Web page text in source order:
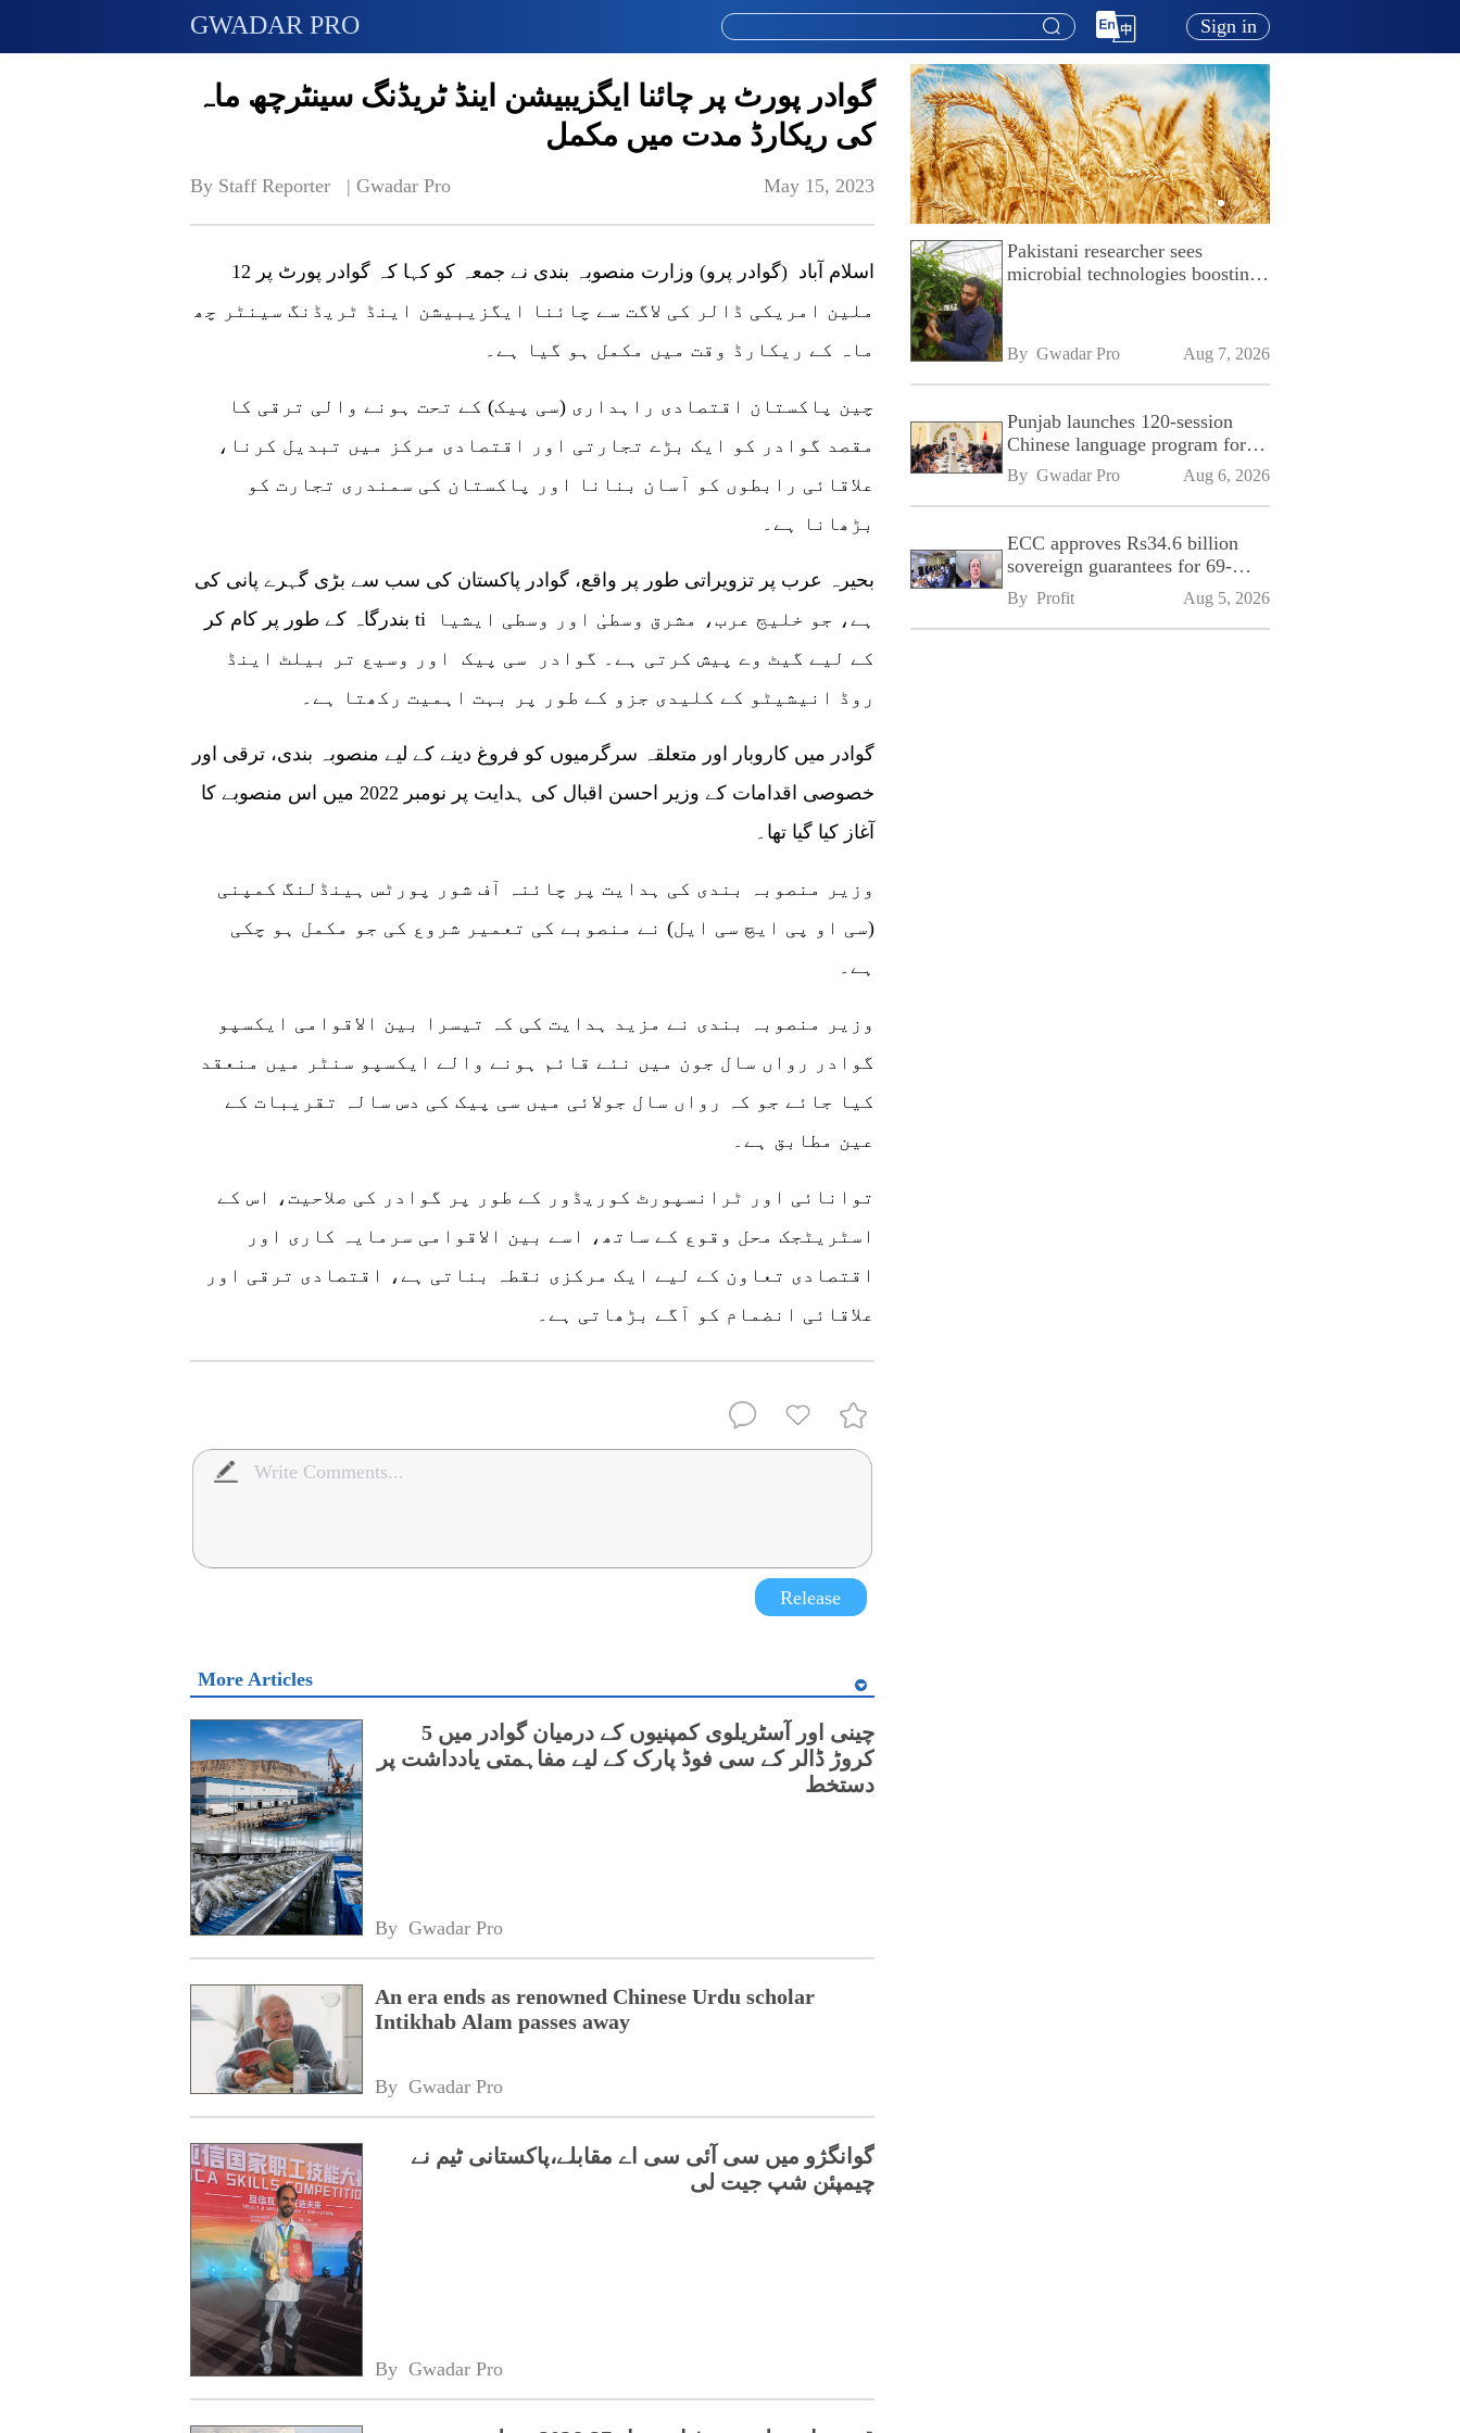
GWADAR PRO Sign in
گوادر پورٹ پر چائنا ایگزیبیشن اینڈ ٹریڈنگ سینٹرچھ ماہ
کی ریکارڈ مدت میں مکمل
By Staff Reporter   | Gwadar Pro May 15, 2023
اسلام آباد (گوادر پرو) وزارت منصوبہ بندی نے جمعہ کو کہا کہ گوادر پورٹ پر 12
ملین امریکی ڈالر کی لاگت سے چائنا ایگزیبیشن اینڈ ٹریڈنگ سینٹر چھ
ماہ کے ریکارڈ وقت میں مکمل ہو گیا ہے۔
چین پاکستان اقتصادی راہداری (سی پیک) کے تحت ہونے والی ترقی کا
مقصد گوادر کو ایک بڑے تجارتی اور اقتصادی مرکز میں تبدیل کرنا،
علاقائی رابطوں کو آسان بنانا اور پاکستان کی سمندری تجارت کو
بڑھانا ہے۔
بحیرہ عرب پر تزویراتی طور پر واقع، گوادر پاکستان کی سب سے بڑی گہرے پانی کی
بندرگاہ کے طور پر کام کر ti ہے، جو خلیج عرب، مشرق وسطیٰ اور وسطی ایشیا
کے لیے گیٹ وے پیش کرتی ہے۔ گوادر سی پیک اور وسیع تر بیلٹ اینڈ
روڈ انیشیٹو کے کلیدی جزو کے طور پر بہت اہمیت رکھتا ہے۔
گوادر میں کاروبار اور متعلقہ سرگرمیوں کو فروغ دینے کے لیے منصوبہ بندی، ترقی اور
خصوصی اقدامات کے وزیر احسن اقبال کی ہدایت پر نومبر 2022 میں اس منصوبے کا
آغاز کیا گیا تھا۔
وزیر منصوبہ بندی کی ہدایت پر چائنہ آف شور پورٹس ہینڈلنگ کمپنی
(سی او پی ایچ سی ایل) نے منصوبے کی تعمیر شروع کی جو مکمل ہو چکی
ہے۔
وزیر منصوبہ بندی نے مزید ہدایت کی کہ تیسرا بین الاقوامی ایکسپو
گوادر رواں سال جون میں نئے قائم ہونے والے ایکسپو سنٹر میں منعقد
کیا جائے جو کہ رواں سال جولائی میں سی پیک کی دس سالہ تقریبات کے
عین مطابق ہے۔
توانائی اور ٹرانسپورٹ کوریڈور کے طور پر گوادر کی صلاحیت، اس کے
اسٹریٹجک محل وقوع کے ساتھ، اسے بین الاقوامی سرمایہ کاری اور
اقتصادی تعاون کے لیے ایک مرکزی نقطہ بناتی ہے، اقتصادی ترقی اور
علاقائی انضمام کو آگے بڑھاتی ہے۔
Release
More Articles
چینی اور آسٹریلوی کمپنیوں کے درمیان گوادر میں 5
کروڑ ڈالر کے سی فوڈ پارک کے لیے مفاہمتی یادداشت پر
دستخط
By Gwadar Pro
An era ends as renowned Chinese Urdu scholar
Intikhab Alam passes away
By Gwadar Pro
گوانگژو میں سی آئی سی اے مقابلے،پاکستانی ٹیم نے
چیمپئن شپ جیت لی
By Gwadar Pro
Pakistani researcher sees
microbial technologies boosting
By Gwadar Pro Aug 7, 2026
Punjab launches 120-session
Chinese language program for
SPU
By Gwadar Pro Aug 6, 2026
ECC approves Rs34.6 billion
sovereign guarantees for 69-
kilometre Sialkot-Kharian
Motorway
By Profit Aug 5, 2026